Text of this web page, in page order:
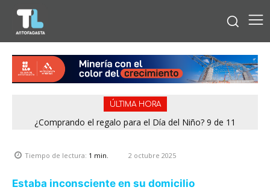
ÚLTIMA HORA
¿Comprando el regalo para el Día del Niño? 9 de 11
Condominio de Antofagasta contará con sistema que
Tiempo de lectura: 1 min. 2 octubre 2025
Estaba inconsciente en su domicilio